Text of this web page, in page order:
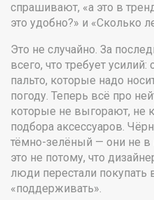
спрашивают, «а это в
это удобно?» и «Сколько
Это не случайно. За
всего, что требует
пальто, которые надо
погоду. Теперь всё про
которые не выгорают, не
подбора аксессуаров.
тёмно-зелёный — они не в
это не потому, что
люди перестали
«поддерживать».